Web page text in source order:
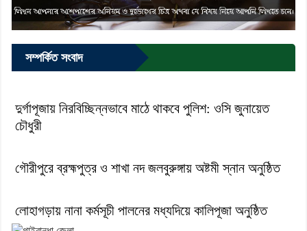
সম্পর্কিত সংবাদ
দুর্গাপূজায় নিরবিচ্ছিন্নভাবে মাঠে থাকবে পুলিশ: ওসি জুনায়েত
চৌধুরী
গৌরীপুরে ব্রহ্মপুত্র ও শাখা নদ জলবুরুঙ্গায় অষ্টমী স্নান অনুষ্ঠিত
লোহাগড়ায় নানা কর্মসূচী পালনের মধ্যদিয়ে কালিপূজা অনুষ্ঠিত